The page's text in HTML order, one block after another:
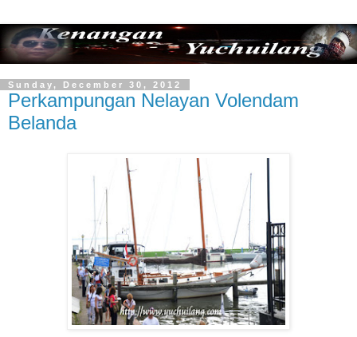
Sunday, December 30, 2012
Perkampungan Nelayan Volendam
Belanda